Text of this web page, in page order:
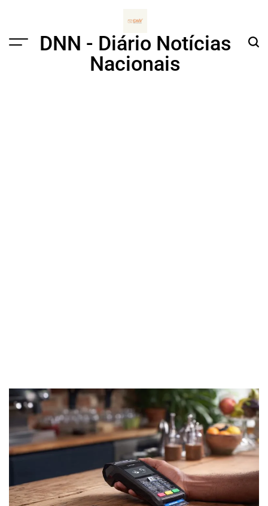
Menu
DNN - Diário Notícias
Nacionais